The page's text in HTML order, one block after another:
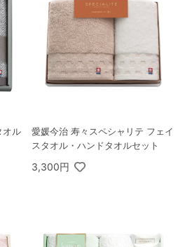
オル
愛媛今治 寿々スペシャリテ フェイ
スタオル・ハンドタオルセット
3,300円